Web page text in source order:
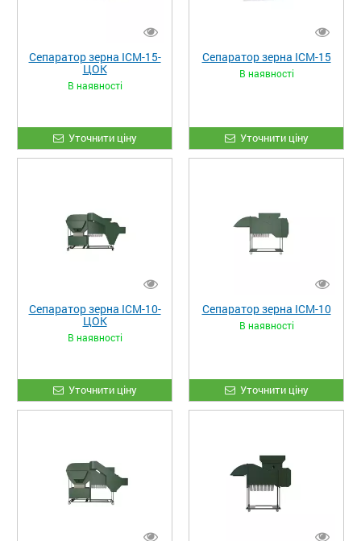
Сепаратор зерна ІСМ-15-
ЦОК
В наявності
Уточнити ціну
Сепаратор зерна ІСМ-15
В наявності
Уточнити ціну
Сепаратор зерна ІСМ-10-
ЦОК
В наявності
Уточнити ціну
Сепаратор зерна ІСМ-10
В наявності
Уточнити ціну